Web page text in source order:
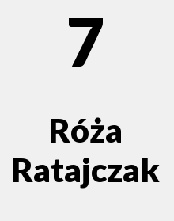
7
Róża
Ratajczak